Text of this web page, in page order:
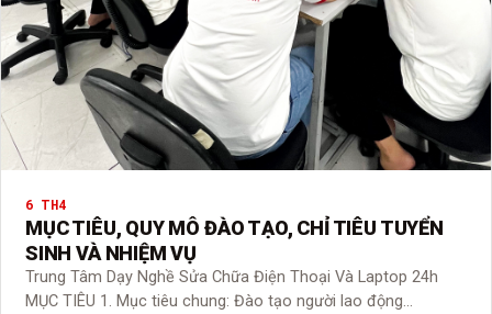
6 TH4
MỤC TIÊU, QUY MÔ ĐÀO TẠO, CHỈ TIÊU TUYỂN
SINH VÀ NHIỆM VỤ
Trung Tâm Dạy Nghề Sửa Chữa Điện Thoại Và Laptop 24h
MỤC TIÊU 1. Mục tiêu chung: Đào tạo người lao động…